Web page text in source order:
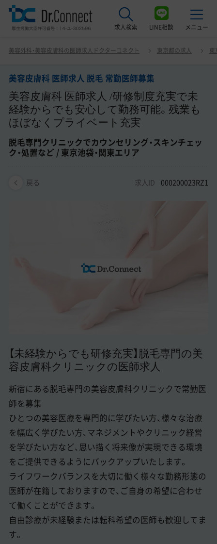
求人検索 LINE相談 メニュー
美容クリニック見学ご希望の方はこちら
サービス紹介
ドクターコネクトの強み
エージェント紹介
美容外科・美容皮膚科の医師転職体験談
よくあるご質問
美容外科・美容皮膚科の医師求人ドクターコネクト 東京都の求人 東
美容皮膚科 医師求人 脱毛 常勤医師募集
美容皮膚科 医師求人 /研修制度充実で未
経験からでも安心して勤務可能。残業も
ほぼなくプライベート充実
脱毛専門クリニックでカウンセリング・スキンチェッ
ク・処置など / 東京池袋・関東エリア
戻る 求人ID 000200023RZ1
【未経験からでも研修充実】脱毛専門の美
容皮膚科クリニックの医師求人
新宿にある脱毛専門の美容皮膚科クリニックで常勤医
師を募集
ひとつの美容医療を専門的に学びたい方、様々な治療
を幅広く学びたい方、マネジメントやクリニック経営
を学びたい方など、思い描く将来像が実現できる環境
をご提供できるようにバックアップいたします。
ライフワークバランスを大切に働く様々な勤務形態の
医師が在籍しておりますので、ご自身の希望に合わせ
て働くことができます。
自由診療が未経験または転科希望の医師も歓迎してま
す。
美容皮膚科 医師求人 脱毛 常勤医師募集 美容皮膚科 医師
求人 /研修制度充実で未経験からでも安心して勤務可能。
カウンセリング・スキンチェック・処置など / 東京池袋・関